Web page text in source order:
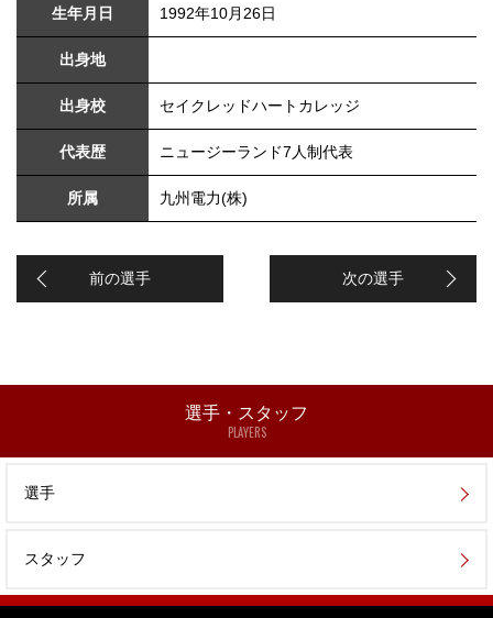
生年月日 1992年10月26日
出身地
出身校 セイクレッドハートカレッジ
代表歴 ニュージーランド7人制代表
所属 九州電力(株)
前の選手 次の選手
選手・スタッフ
PLAYERS
選手
スタッフ